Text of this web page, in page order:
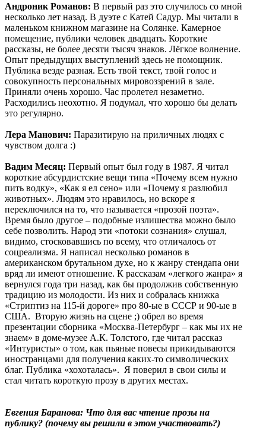
Андроник Романов: В первый раз это случилось со мной
несколько лет назад. В дуэте с Катей Садур. Мы читали в
маленьком книжном магазине на Солянке. Камерное
помещение, публики человек двадцать. Короткие
рассказы, не более десяти тысяч знаков. Лёгкое волнение.
Опыт предыдущих выступлений здесь не помощник.
Публика везде разная. Есть твой текст, твой голос и
совокупность персональных мировоззрений в зале.
Приняли очень хорошо. Час пролетел незаметно.
Расходились неохотно. Я подумал, что хорошо бы делать
это регулярно.
Лера Манович: Паразитирую на приличных людях с
чувством долга :)
Вадим Месяц: Первый опыт был году в 1987. Я читал
короткие абсурдистские вещи типа «Почему всем нужно
пить водку», «Как я ел сено» или «Почему я разлюбил
животных». Людям это нравилось, но вскоре я
переключился на то, что называется «прозой поэта».
Время было другое – подобные излишества можно было
себе позволить. Народ эти «потоки сознания» слушал,
видимо, стосковавшись по всему, что отличалось от
соцреализма. Я написал несколько романов в
американском брутальном духе, но к жанру стендапа они
вряд ли имеют отношение. К рассказам «легкого жанра» я
вернулся года три назад, как бы продолжив собственную
традицию из молодости. Из них и собралась книжка
«Стриптиз на 115-й дороге» про 80-ые в СССР и 90-ые в
США. Вторую жизнь на сцене ;) обрел во время
презентации сборника «Москва-Петербург – как мы их не
знаем» в доме-музее А.К. Толстого, где читал рассказ
«Интуристы» о том, как пьяные повесы прикидываются
иностранцами для получения каких-то символических
благ. Публика «хохоталась». Я поверил в свои силы и
стал читать короткую прозу в других местах.
Евгения Баранова: Что для вас чтение прозы на
публику? (почему вы решили в этом участвовать?)